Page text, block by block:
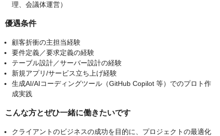
理、会議体運営）
優遇条件
顧客折衝の主担当経験
要件定義／要求定義の経験
テーブル設計／サーバー設計の経験
新規アプリ/サービス立ち上げ経験
生成AI/AIコーディングツール（GitHub Copilot 等）でのプロト作
成実践
こんな方とぜひ一緒に働きたいです
クライアントのビジネスの成功を目的に、プロジェクトの最適化